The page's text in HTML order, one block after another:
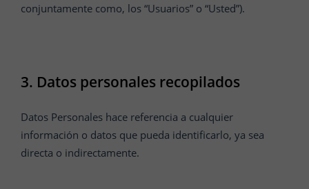
conjuntamente como, los “Usuarios” o “Usted”).
3. Datos personales recopilados
Datos Personales hace referencia a cualquier
información o datos que pueda identificarlo, ya sea
directa o indirectamente.